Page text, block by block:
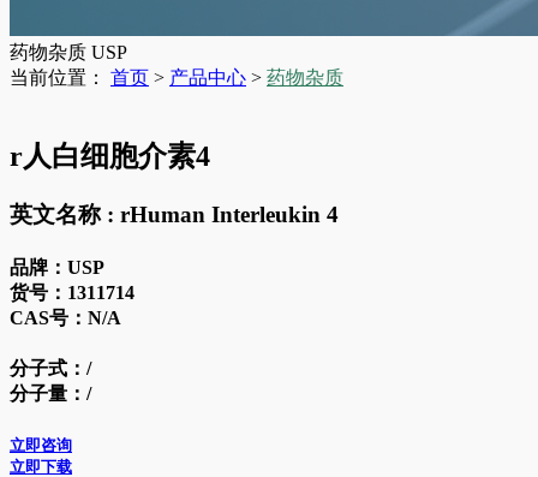
药物杂质 USP
当前位置： 首页 > 产品中心 > 药物杂质
r人白细胞介素4
英文名称 : rHuman Interleukin 4
品牌： USP
货号： 1311714
CAS号： N/A
分子式： /
分子量： /
立即咨询
立即下载